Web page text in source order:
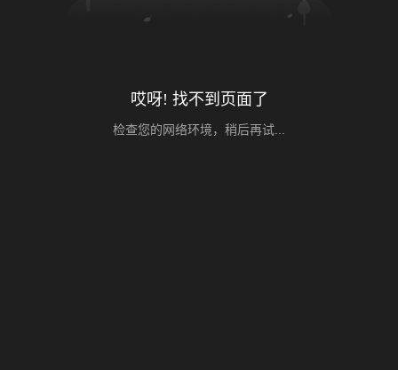
哎呀! 找不到页面了
检查您的网络环境，稍后再试...